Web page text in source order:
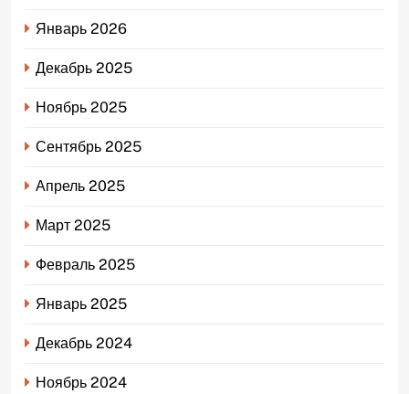
Январь 2026
Декабрь 2025
Ноябрь 2025
Сентябрь 2025
Апрель 2025
Март 2025
Февраль 2025
Январь 2025
Декабрь 2024
Ноябрь 2024